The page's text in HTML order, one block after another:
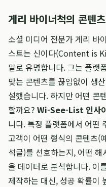
게리 바이너척의 콘텐
소셜 미디어 전문가 게리 바
스트는 신이다(Content is
말로 유명합니다. 그는 플랫
맞는 콘텐츠를 끊임없이 생
설했습니다. 하지만 어떤 콘
할까요? Wi-See-List 인사
니다. 특정 플랫폼에서 어떤
고객이 어떤 형식의 콘텐츠(
석글)를 선호하는지, 어떤
을 데이터로 분석합니다. 이
제작하는 대신, 성공 확률이